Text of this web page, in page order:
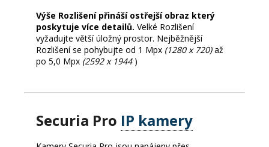
Výše Rozlišení přináší ostřejší obraz který
poskytuje více detailů. Velké Rozlišení
vyžadujte větší úložný prostor. Nejběžnější
Rozlišení se pohybujte od 1 Mpx (1280 x 720)až
po 5,0 Mpx (2592 x 1944)
Securia Pro IP kamery